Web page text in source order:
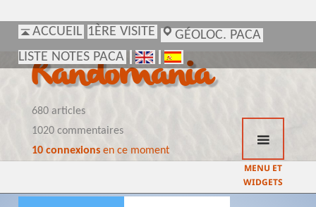
ACCUEIL 1ÈRE VISITE
GÉOLOC. PACA
LISTE NOTES PACA
Randomania
680 articles
1020 commentaires
10 connexionsen ce moment
MENU ET
WIDGETS
ACCUEIL 1ÈRE VISITE
GÉOLOC. PACA
LISTE NOTES PACA